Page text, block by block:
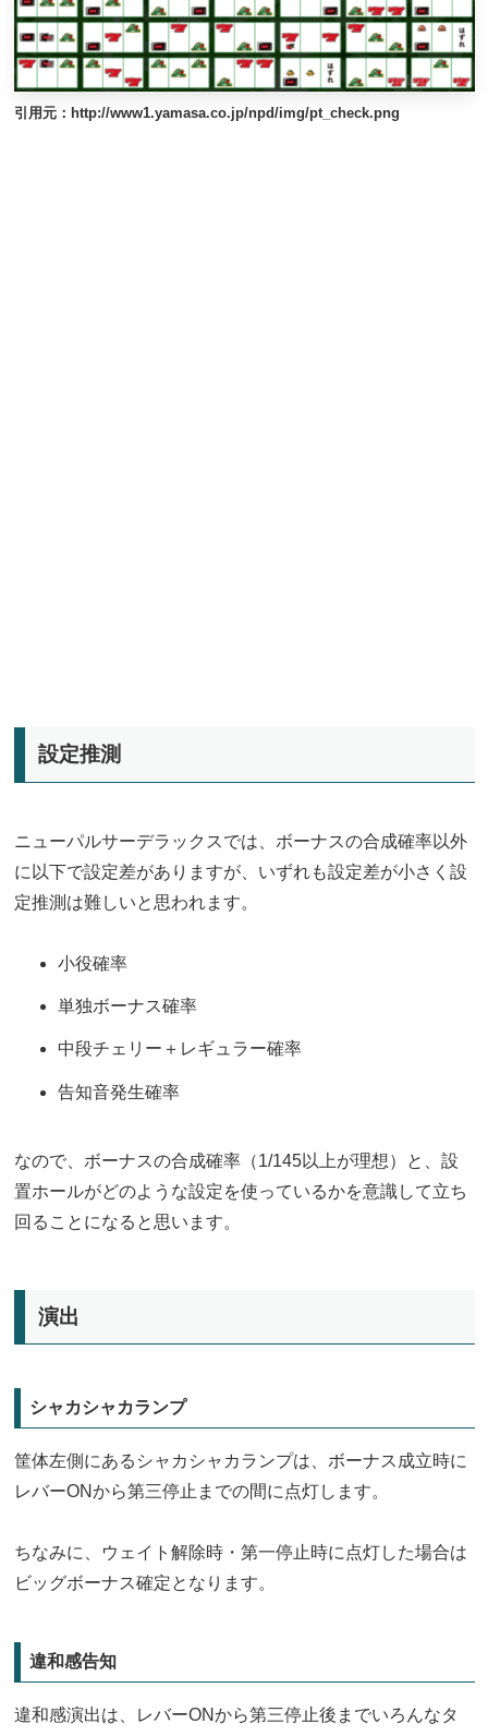
引用元：http://www1.yamasa.co.jp/npd/img/pt_check.png
設定推測
ニューパルサーデラックスでは、ボーナスの合成確率以外
に以下で設定差がありますが、いずれも設定差が小さく設
定推測は難しいと思われます。
小役確率
単独ボーナス確率
中段チェリー＋レギュラー確率
告知音発生確率
なので、ボーナスの合成確率（1/145以上が理想）と、設
置ホールがどのような設定を使っているかを意識して立ち
回ることになると思います。
演出
シャカシャカランプ
筐体左側にあるシャカシャカランプは、ボーナス成立時に
レバーONから第三停止までの間に点灯します。
ちなみに、ウェイト解除時・第一停止時に点灯した場合は
ビッグボーナス確定となります。
違和感告知
違和感演出は、レバーONから第三停止後までいろんなタ